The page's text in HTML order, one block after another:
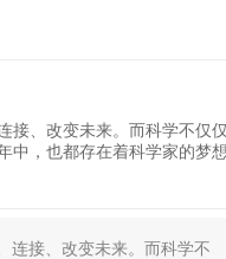
接、改变未来。而科学不仅
中，也都存在着科学家的梦
连接、改变未来。而科学不